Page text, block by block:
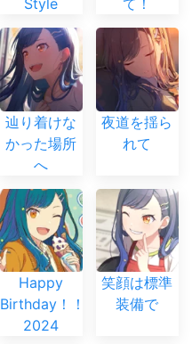
Style
て！
辿り着けな
かった場所
へ
夜道を揺ら
れて
Happy
Birthday！！
2024
笑顔は標準
装備で